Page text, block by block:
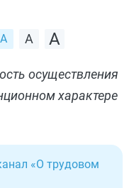
осуществления
характере
«О трудовом